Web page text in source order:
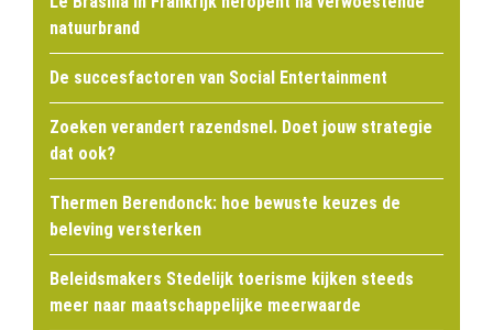
natuurbrand
De succesfactoren van Social Entertainment
Zoeken verandert razendsnel. Doet jouw strategie
dat ook?
Thermen Berendonck: hoe bewuste keuzes de
beleving versterken
Beleidsmakers Stedelijk toerisme kijken steeds
meer naar maatschappelijke meerwaarde